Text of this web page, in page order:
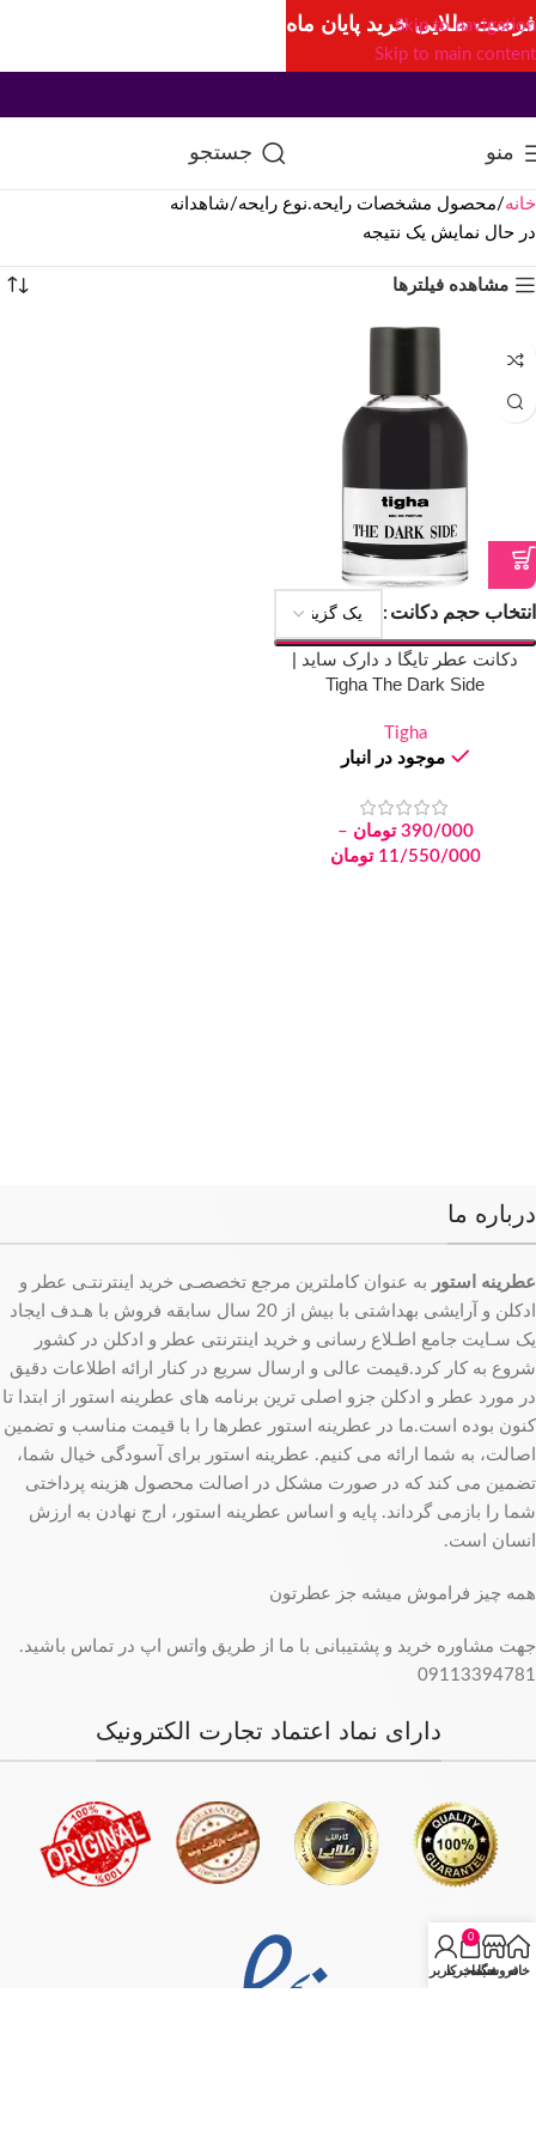
Skip to navigation
Skip to main content
منو جستجو
خانه محصول مشخصات رایحه.نوع رایحه شاهدانه
در حال نمایش یک نتیجه
مشاهده فیلترها
انتخاب حجم دکانت
دکانت عطر تایگا د دارک ساید |
Tigha The Dark Side
Tigha
موجود در انبار
390/000 تومان –
11/550/000 تومان
درباره ما
عطرینه استور به عنوان کاملترین مرجع تخصصـی خرید اینترنتـی عطر و
ادکلن و آرایشی بهداشتی با بیش از 20 سال سابقه فروش با هـدف ایجاد
یک سـایت جامع اطـلاع رسانی و خرید اینترنتی عطر و ادکلن در کشور
شروع به کار کرد.قیمت عالی و ارسال سریع در کنار ارائه اطلاعات دقیق
در مورد عطر و ادکلن جزو اصلی ترین برنامه های عطرینه استور از ابتدا تا
کنون بوده است.ما در عطرینه استور عطرها را با قیمت مناسب و تضمین
اصالت، به شما ارائه می کنیم. عطرینه استور برای آسودگی خیال شما،
تضمین می کند که در صورت مشکل در اصالت محصول هزینه پرداختی
شما را بازمی گرداند. پایه و اساس عطرینه استور، ارج نهادن به ارزش
انسان است.
همه چیز فراموش میشه جز عطرتون
جهت مشاوره خرید و پشتیبانی با ما از طریق واتس اپ در تماس باشید.
09113394781
دارای نماد اعتماد تجارت الکترونیک
فرصت طلایی خرید پایان ماه
خانهفروشگاه
0
سبد خرید
حساب کاربری من